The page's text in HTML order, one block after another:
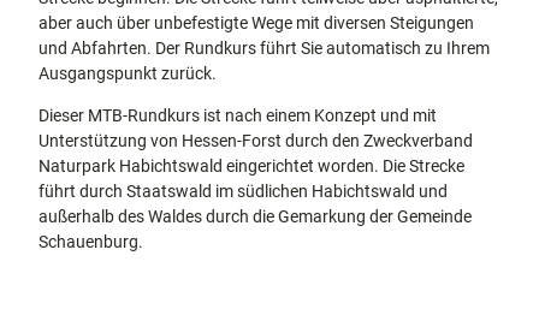
aber auch über unbefestigte Wege mit diversen Steigungen
und Abfahrten. Der Rundkurs führt Sie automatisch zu Ihrem
Ausgangspunkt zurück.
Dieser MTB-Rundkurs ist nach einem Konzept und mit
Unterstützung von Hessen-Forst durch den Zweckverband
Naturpark Habichtswald eingerichtet worden. Die Strecke
führt durch Staatswald im südlichen Habichtswald und
außerhalb des Waldes durch die Gemarkung der Gemeinde
Schauenburg.